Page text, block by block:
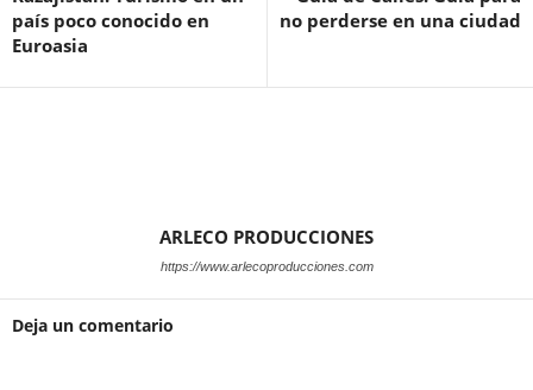
país poco conocido en
Euroasia
no perderse en una ciudad
ARLECO PRODUCCIONES
https://www.arlecoproducciones.com
Deja un comentario